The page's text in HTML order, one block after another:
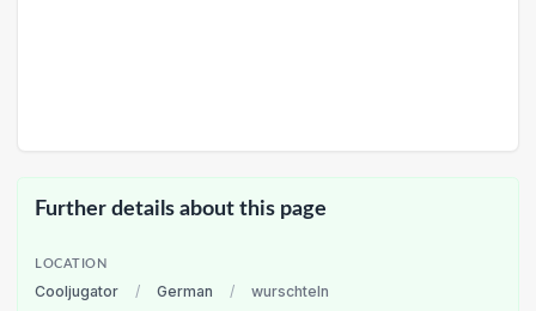
Further details about this page
LOCATION
Cooljugator / German / wurschteln